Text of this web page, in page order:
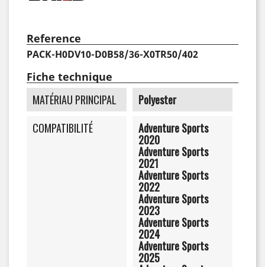
Reference
PACK-H0DV10-D0B58/36-X0TR50/402
Fiche technique
MATÉRIAU PRINCIPAL
Polyester
COMPATIBILITÉ
Adventure Sports
2020
Adventure Sports
2021
Adventure Sports
2022
Adventure Sports
2023
Adventure Sports
2024
Adventure Sports
2025